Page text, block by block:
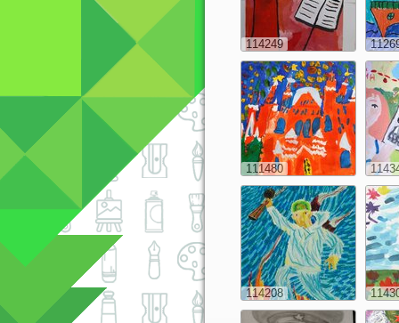
114249
111480
114208